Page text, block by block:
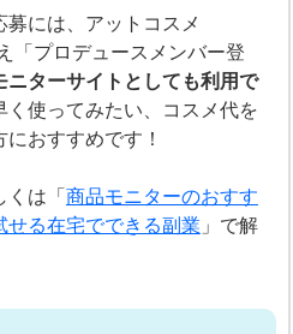
には、アットコスメ
「プロデュースメンバー登
ニターサイトとしても利用で
使ってみたい、コスメ代を
おすすめです！
くは「商品モニターのおすす
る在宅でできる副業 」で解